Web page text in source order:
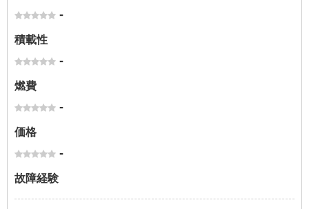
-
積載性
-
燃費
-
価格
-
故障経験